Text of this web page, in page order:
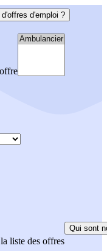
d'emploi ?
liste des offres
Qui sont